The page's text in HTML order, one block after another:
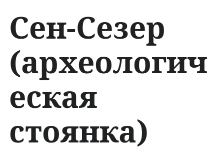
Сен-Сезер
(археологич
еская
стоянка)